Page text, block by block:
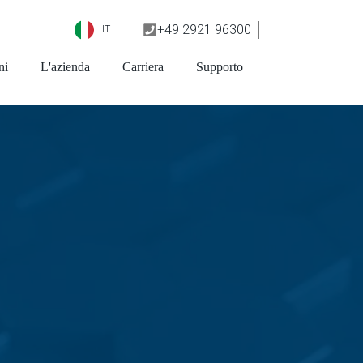
IT +49 2921 96300
L'azienda Carriera Supporto